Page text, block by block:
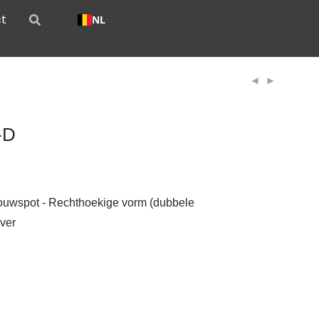
NL
- Rechthoekige vorm (dubbele